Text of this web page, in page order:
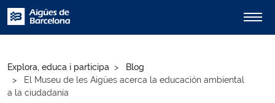
Explora, educa i participa
Blog
El Museu de les Aigües acerca la educación ambiental
a la ciudadanía